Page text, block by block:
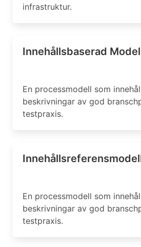
infrastruktur.
Innehållsbaserad
En processmodell som
beskrivningar av god
testpraxis.
En processmodell som
beskrivningar av god
testpraxis.